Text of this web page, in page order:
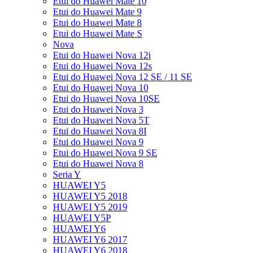
Etui do Huawei Mate 9
Etui do Huawei Mate 8
Etui do Huawei Mate S
Nova
Etui do Huawei Nova 12i
Etui do Huawei Nova 12s
Etui do Huawei Nova 12 SE / 11 SE
Etui do Huawei Nova 10
Etui do Huawei Nova 10SE
Etui do Huawei Nova 3
Etui do Huawei Nova 5T
Etui do Huawei Nova 8I
Etui do Huawei Nova 9
Etui do Huawei Nova 9 SE
Etui do Huawei Nova 8
Seria Y
HUAWEI Y5
HUAWEI Y5 2018
HUAWEI Y5 2019
HUAWEI Y5P
HUAWEI Y6
HUAWEI Y6 2017
HUAWEI Y6 2018